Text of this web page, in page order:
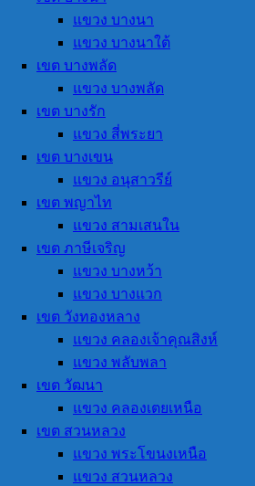
แขวง บางนา
แขวง บางนาใต้
เขต บางพลัด
แขวง บางพลัด
เขต บางรัก
แขวง สี่พระยา
เขต บางเขน
แขวง อนุสาวรีย์
เขต พญาไท
แขวง สามเสนใน
เขต ภาษีเจริญ
แขวง บางหว้า
แขวง บางแวก
เขต วังทองหลาง
แขวง คลองเจ้าคุณสิงห์
แขวง พลับพลา
เขต วัฒนา
แขวง คลองเตยเหนือ
เขต สวนหลวง
แขวง พระโขนงเหนือ
แขวง สวนหลวง